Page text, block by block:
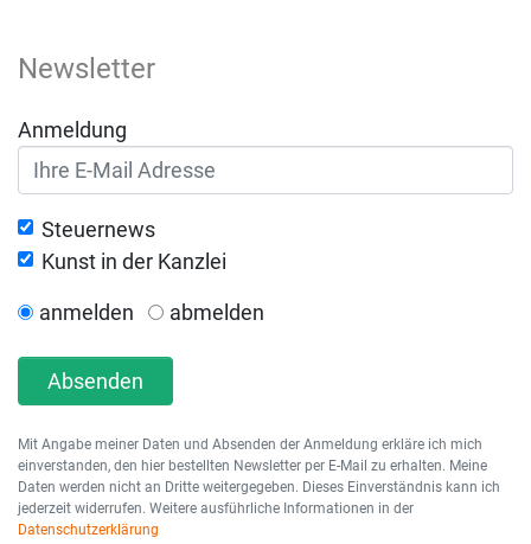
Newsletter
Anmeldung
Steuernews
Kunst in der Kanzlei
anmelden abmelden
Absenden
Mit Angabe meiner Daten und Absenden der Anmeldung erkläre ich mich
einverstanden, den hier bestellten Newsletter per E-Mail zu erhalten. Meine
Daten werden nicht an Dritte weitergegeben. Dieses Einverständnis kann ich
jederzeit widerrufen. Weitere ausführliche Informationen in der
Datenschutzerklärung